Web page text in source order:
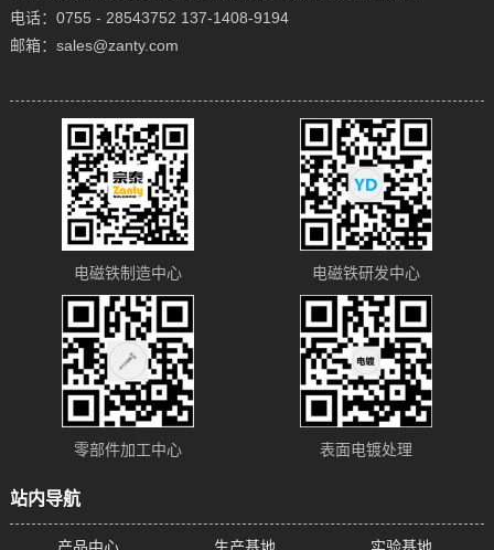
电话：0755 - 28543752 137-1408-9194
邮箱：sales@zanty.com
电磁铁制造中心 电磁铁研发中心
零部件加工中心 表面电镀处理
站内导航